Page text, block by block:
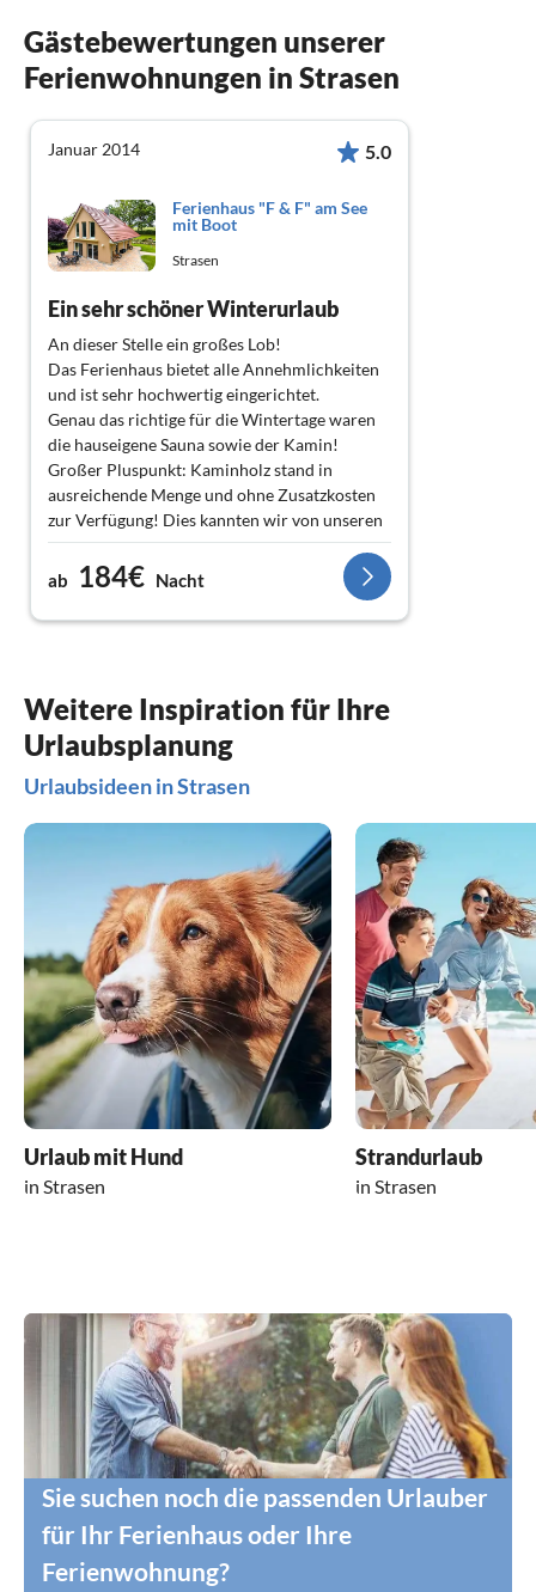
Gästebewertungen unserer
Ferienwohnungen in Strasen
Januar 2014 5.0
Ferienhaus "F & F" am See
mit Boot
Strasen
Ein sehr schöner Winterurlaub
An dieser Stelle ein großes Lob!
Das Ferienhaus bietet alle Annehmlichkeiten
und ist sehr hochwertig eingerichtet.
Genau das richtige für die Wintertage waren
die hauseigene Sauna sowie der Kamin!
Großer Pluspunkt: Kaminholz stand in
ausreichende Menge und ohne Zusatzkosten
zur Verfügung! Dies kannten wir von unseren
vorherigen Winterurlauben nicht!
Wir waren Mitte Dezember für eine Woche in
dem Ferienhaus um uns mal vom alltäglichen
Stress zu erholen und kamen voll auf unsere
ab 184€ Nacht
Weitere Inspiration für Ihre
Urlaubsplanung
Urlaubsideen in Strasen
Urlaub mit Hund
in Strasen
Strandurlaub
in Strasen
Sie suchen noch die passenden Urlauber
für Ihr Ferienhaus oder Ihre
Ferienwohnung?